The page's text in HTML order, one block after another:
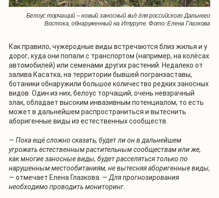
Белоус торчащий – новый заносный вид для российского Дальнего
Востока, обнаруженный на Итурупе. Фото: Елена Глазкова
Как правило, чужеродные виды встречаются близ жилья и у
дорог, куда они попали с транспортом (например, на колёсах
автомобилей) или семенами других растений. Недалеко от
залива Касатка, на территории бывшей погранзаставы,
ботаники обнаружили большое количество редких заносных
видов. Один из них, белоус торчащий, очень невзрачный
злак, обладает высоким инвазивным потенциалом, то есть
может в дальнейшем распространиться и вытеснить
аборигенные виды из естественных сообществ.
— Пока ещё сложно сказать, будет ли он в дальнейшем
угрожать естественным растительным сообществам или же,
как многие заносные виды, будет расселяться только по
нарушенным местообитаниям, не вытесняя аборигенные виды,
— отмечает Елена Глазкова. — Для прогнозирования
необходимо проводить мониторинг.